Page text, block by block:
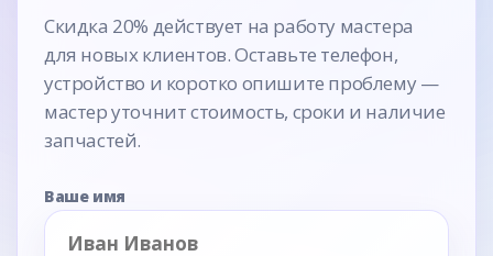
Скидка 20% действует на работу мастера
для новых клиентов. Оставьте телефон,
устройство и коротко опишите проблему —
мастер уточнит стоимость, сроки и наличие
запчастей.
Ваше имя